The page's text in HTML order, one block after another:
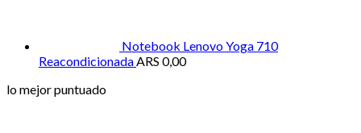
Notebook Lenovo Yoga 710
ReacondicionadaARS 0,00
lo mejor puntuado